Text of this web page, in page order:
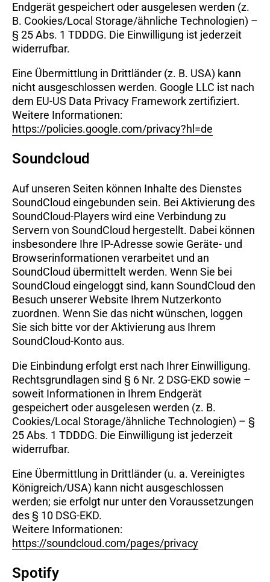
Endgerät gespeichert oder ausgelesen werden (z.
B. Cookies/Local Storage/ähnliche Technologien) –
§ 25 Abs. 1 TDDDG. Die Einwilligung ist jederzeit
widerrufbar.
Eine Übermittlung in Drittländer (z. B. USA) kann
nicht ausgeschlossen werden. Google LLC ist nach
dem EU-US Data Privacy Framework zertifiziert.
Weitere Informationen:
https://policies.google.com/privacy?hl=de
Soundcloud
Auf unseren Seiten können Inhalte des Dienstes
SoundCloud eingebunden sein. Bei Aktivierung des
SoundCloud-Players wird eine Verbindung zu
Servern von SoundCloud hergestellt. Dabei können
insbesondere Ihre IP-Adresse sowie Geräte- und
Browserinformationen verarbeitet und an
SoundCloud übermittelt werden. Wenn Sie bei
SoundCloud eingeloggt sind, kann SoundCloud den
Besuch unserer Website Ihrem Nutzerkonto
zuordnen. Wenn Sie das nicht wünschen, loggen
Sie sich bitte vor der Aktivierung aus Ihrem
SoundCloud-Konto aus.
Die Einbindung erfolgt erst nach Ihrer Einwilligung.
Rechtsgrundlagen sind § 6 Nr. 2 DSG-EKD sowie –
soweit Informationen in Ihrem Endgerät
gespeichert oder ausgelesen werden (z. B.
Cookies/Local Storage/ähnliche Technologien) – §
25 Abs. 1 TDDDG. Die Einwilligung ist jederzeit
widerrufbar.
Eine Übermittlung in Drittländer (u. a. Vereinigtes
Königreich/USA) kann nicht ausgeschlossen
werden; sie erfolgt nur unter den Voraussetzungen
des § 10 DSG-EKD.
Weitere Informationen:
https://soundcloud.com/pages/privacy
Spotify